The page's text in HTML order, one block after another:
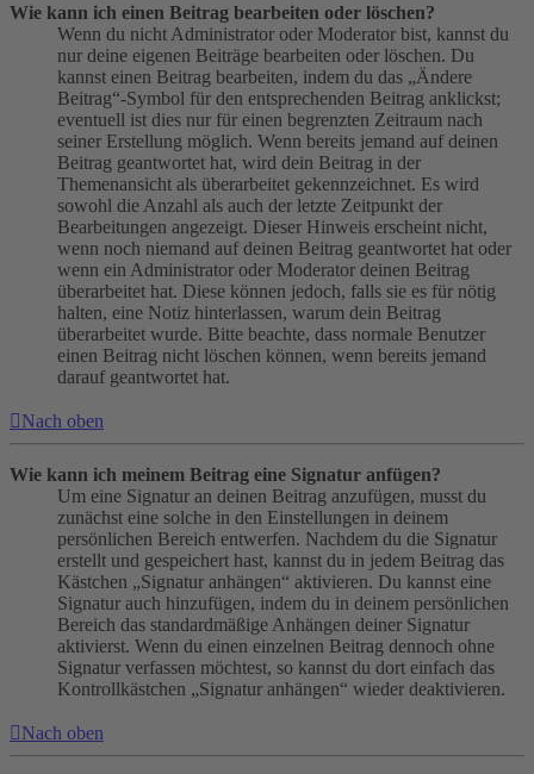
Wie kann ich einen Beitrag bearbeiten oder löschen?
Wenn du nicht Administrator oder Moderator bist, kannst du
nur deine eigenen Beiträge bearbeiten oder löschen. Du
kannst einen Beitrag bearbeiten, indem du das „Ändere
Beitrag“-Symbol für den entsprechenden Beitrag anklickst;
eventuell ist dies nur für einen begrenzten Zeitraum nach
seiner Erstellung möglich. Wenn bereits jemand auf deinen
Beitrag geantwortet hat, wird dein Beitrag in der
Themenansicht als überarbeitet gekennzeichnet. Es wird
sowohl die Anzahl als auch der letzte Zeitpunkt der
Bearbeitungen angezeigt. Dieser Hinweis erscheint nicht,
wenn noch niemand auf deinen Beitrag geantwortet hat oder
wenn ein Administrator oder Moderator deinen Beitrag
überarbeitet hat. Diese können jedoch, falls sie es für nötig
halten, eine Notiz hinterlassen, warum dein Beitrag
überarbeitet wurde. Bitte beachte, dass normale Benutzer
einen Beitrag nicht löschen können, wenn bereits jemand
darauf geantwortet hat.
Nach oben
Wie kann ich meinem Beitrag eine Signatur anfügen?
Um eine Signatur an deinen Beitrag anzufügen, musst du
zunächst eine solche in den Einstellungen in deinem
persönlichen Bereich entwerfen. Nachdem du die Signatur
erstellt und gespeichert hast, kannst du in jedem Beitrag das
Kästchen „Signatur anhängen“ aktivieren. Du kannst eine
Signatur auch hinzufügen, indem du in deinem persönlichen
Bereich das standardmäßige Anhängen deiner Signatur
aktivierst. Wenn du einen einzelnen Beitrag dennoch ohne
Signatur verfassen möchtest, so kannst du dort einfach das
Kontrollkästchen „Signatur anhängen“ wieder deaktivieren.
Nach oben